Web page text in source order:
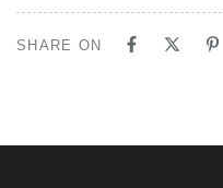
SHARE ON